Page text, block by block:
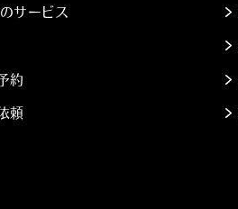
サービス
約
頼